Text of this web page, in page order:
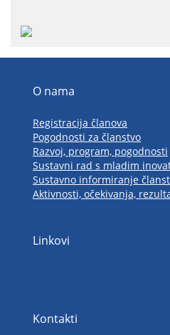
O nama
Registracija članova
Pogodnosti za članstvo
Razvoj, program, pogodnosti
Sustavni rad s mladim
Sustavno informiranje
Aktivnosti, očekivanja,
Linkovi
Kontakti